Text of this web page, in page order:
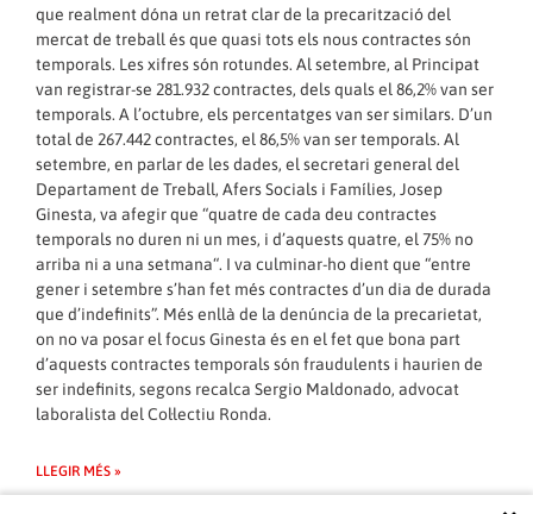
que realment dóna un retrat clar de la precarització del
mercat de treball és que quasi tots els nous contractes són
temporals. Les xifres són rotundes. Al setembre, al Principat
van registrar-se 281.932 contractes, dels qualsel 86,2% van ser
temporals. A l’octubre, els percentatges van ser similars. D’un
total de 267.442 contractes, el 86,5% van ser temporals. Al
setembre, en parlar de les dades, el secretari general del
Departament de Treball, Afers Socials i Famílies, Josep
Ginesta, va afegir que “quatre de cada deu contractes
temporals no duren ni un mes, i d’aquests quatre, el 75% no
arriba ni a una setmana“. I va culminar-ho dient que “entre
gener i setembre s’han fet més contractes d’un dia de durada
que d’indefinits”. Més enllà de la denúncia de la precarietat,
on no va posar el focus Ginesta és en el fet que bona part
d’aquests contractes temporals són fraudulents i haurien de
ser indefinits, segons recalca Sergio Maldonado, advocat
laboralista del Col·lectiu Ronda.
LLEGIR MÉS »